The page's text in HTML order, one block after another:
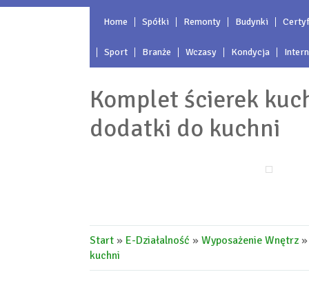
Home Spółki Remonty Budynki
Sport Branże Wczasy Kondycja
Komplet ścierek
dodatki do kuchni
Start » E-Działalność » Wyposażenie Wnętrz
kuchni